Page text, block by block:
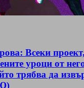
Всеки
уроци от
трябва да